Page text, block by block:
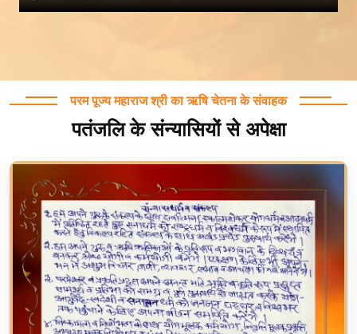
परम पूज्य महाराज श्री का ऋषि चेतना के संवाहक
पतंजलि के संन्यासियों से अपेक्षा